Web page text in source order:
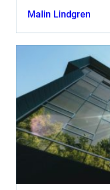
Malin Lindgren